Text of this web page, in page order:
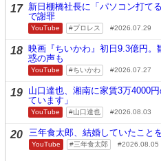
17 新日棚橋社長に「パソコン打て
で謝罪
YouTube プロレス 2026.07.29
18 映画『ちいかわ』初日9.3億円
惑の声も
YouTube ちいかわ 2026.07.27
19 山口達也、湘南に家賃3万4000
ています」
YouTube 山口達也 2026.08.03
20 三年食太郎、結婚していたこと
YouTube 三年食太郎 2026.08.05